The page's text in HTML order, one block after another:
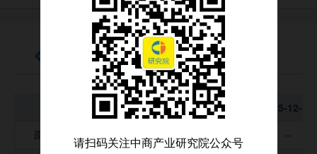
财务分析（年度）
财务分析（季度）
财报原始文件（PDF）
募集资金投向
资产负债表
科目\年度 2025-12-31
科目\年度
2025-12-31
原始货币
(万港元)
--
请扫码关注中商产业研究院公众号